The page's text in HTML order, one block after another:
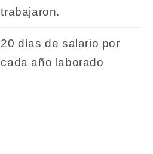
trabajaron.
20 días de salario por
cada año laborado